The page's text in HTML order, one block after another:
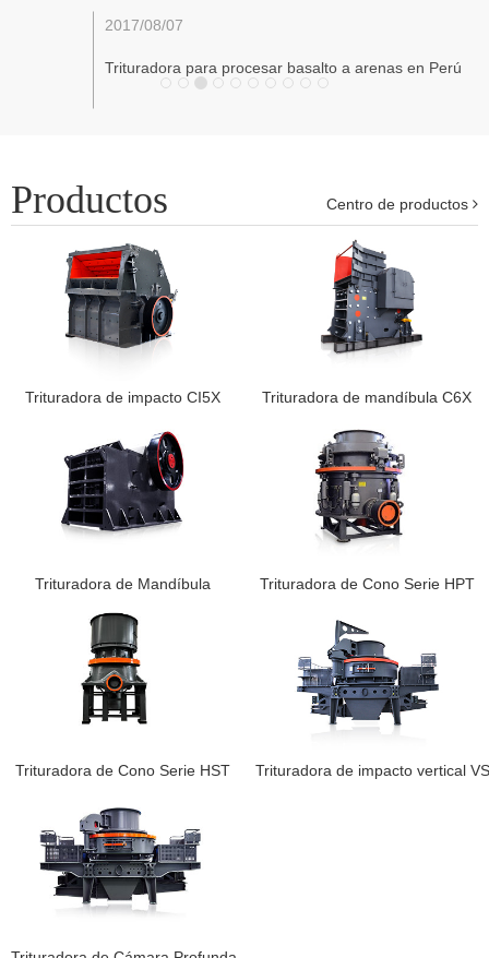
a arenas en Perú Planta móvil de trituradora para
Productos Centro de productos
Trituradora de impacto CI5X Trituradora de mandíbula C6X
Trituradora de Mandíbula Trituradora de Cono Serie HPT
Trituradora de Cono Serie HST Trituradora de impacto vertical